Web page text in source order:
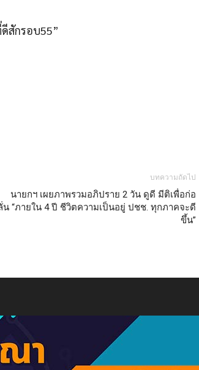
สักรอบ55”
บทความถัดไป
นายกฯ เผยภาพรวมอภิปราย 2 วัน ดูดี มีติเพื่อก่อ
น “ภายใน 4 ปี ชีวิตความเป็นอยู่ ปชช. ทุกภาคจะดี
ขึ้น”